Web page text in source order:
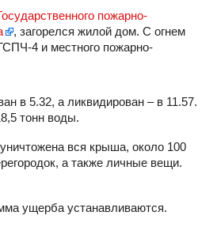
пожарно-
, загорелся жилой дом. С огнем
4 и местного пожарно-
в 5.32, а ликвидирован – в 11.57.
тонн воды.
вся крыша, около 100
а также личные вещи.
ущерба устанавливаются.